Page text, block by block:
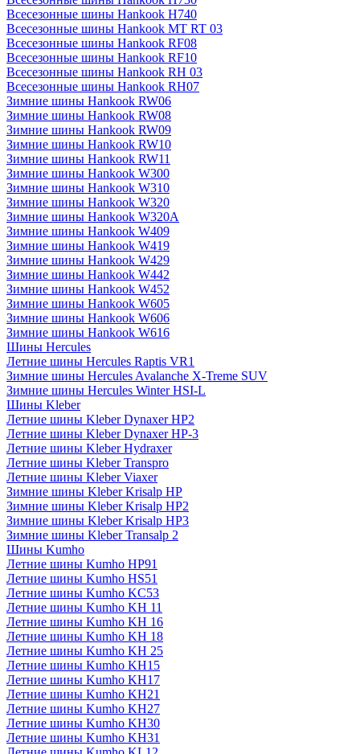
Всесезонные шины Hankook H740
Всесезонные шины Hankook MT RT 03
Всесезонные шины Hankook RF08
Всесезонные шины Hankook RF10
Всесезонные шины Hankook RH 03
Всесезонные шины Hankook RH07
Зимние шины Hankook RW06
Зимние шины Hankook RW08
Зимние шины Hankook RW09
Зимние шины Hankook RW10
Зимние шины Hankook RW11
Зимние шины Hankook W300
Зимние шины Hankook W310
Зимние шины Hankook W320
Зимние шины Hankook W320A
Зимние шины Hankook W409
Зимние шины Hankook W419
Зимние шины Hankook W429
Зимние шины Hankook W442
Зимние шины Hankook W452
Зимние шины Hankook W605
Зимние шины Hankook W606
Зимние шины Hankook W616
Шины Hercules
Летние шины Hercules Raptis VR1
Зимние шины Hercules Avalanche X-Treme SUV
Зимние шины Hercules Winter HSI-L
Шины Kleber
Летние шины Kleber Dynaxer HP2
Летние шины Kleber Dynaxer HP-3
Летние шины Kleber Hydraxer
Летние шины Kleber Transpro
Летние шины Kleber Viaxer
Зимние шины Kleber Krisalp HP
Зимние шины Kleber Krisalp HP2
Зимние шины Kleber Krisalp HP3
Зимние шины Kleber Transalp 2
Шины Kumho
Летние шины Kumho HP91
Летние шины Kumho HS51
Летние шины Kumho KC53
Летние шины Kumho KH 11
Летние шины Kumho KH 16
Летние шины Kumho KH 18
Летние шины Kumho KH 25
Летние шины Kumho KH15
Летние шины Kumho KH17
Летние шины Kumho KH21
Летние шины Kumho KH27
Летние шины Kumho KH30
Летние шины Kumho KH31